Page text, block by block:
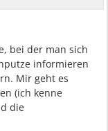
bei der man sich
informieren
Mir geht es
(ich kenne
die